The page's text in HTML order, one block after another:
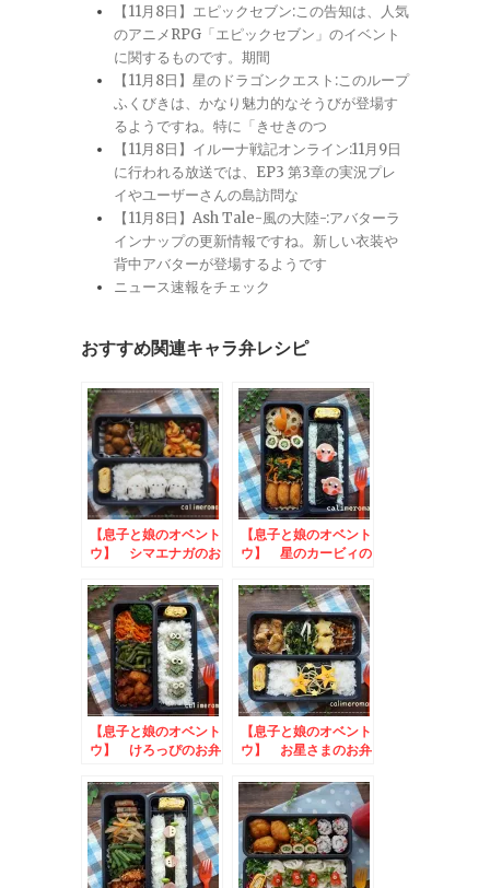
【11月8日】エピックセブン:この告知は、人気
のアニメRPG「エピックセブン」のイベント
に関するものです。期間
【11月8日】星のドラゴンクエスト:このループ
ふくびきは、かなり魅力的なそうびが登場す
るようですね。特に「きせきのつ
【11月8日】イルーナ戦記オンライン:11月9日
に行われる放送では、EP3 第3章の実況プレ
イやユーザーさんの島訪問な
【11月8日】Ash Tale-風の大陸-:アバターラ
インナップの更新情報ですね。新しい衣装や
背中アバターが登場するようです
ニュース速報をチェック
おすすめ関連キャラ弁レシピ
【息子と娘のオベント
ウ】 シマエナガのお
好き 朝食投稿キャン
ペーン
【息子と娘のオベント
ウ】 星のカービィの
ルーツブレンド発売記
念SNSキャンペーン
【息子と娘のオベント
ウ】 けろっぴのお弁
いしく食べようキャン
ペーン2024春
【息子と娘のオベント
ウ】 お星さまのお弁
園春のキャンペーン